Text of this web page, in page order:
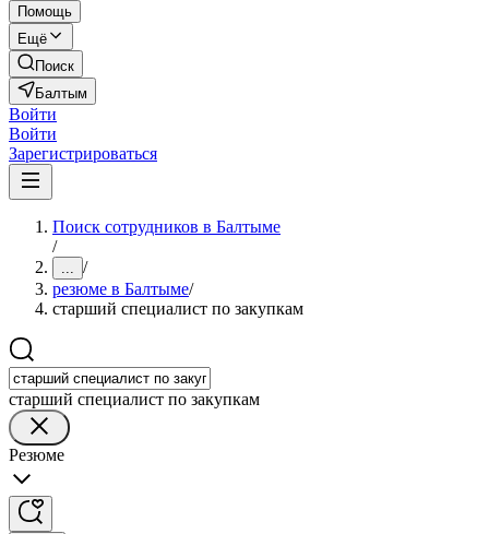
Помощь
Ещё
Поиск
Балтым
Войти
Войти
Зарегистрироваться
Поиск сотрудников в Балтыме
/
... /
резюме в Балтыме/
старший специалист по закупкам
старший специалист по закупкам
Резюме